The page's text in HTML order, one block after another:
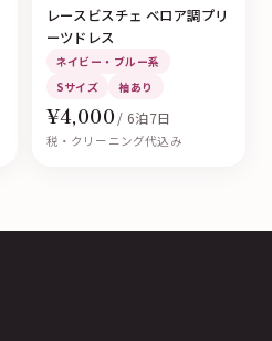
レースビスチェ ベロア調プリ
ーツドレス
ネイビー・ブルー系
Sサイズ
袖あり
¥4,000 / 6泊7日
税・クリーニング代込み